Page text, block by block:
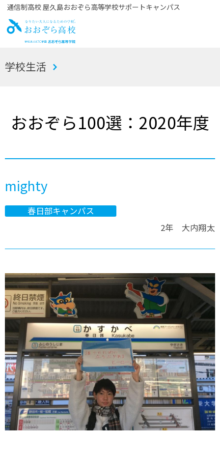
通信制高校 屋久島おおぞら高等学校サポートキャンパス
お
学校生活
おおぞら100選：2020年度
mighty
春日部キャンパス
2年 大内翔太